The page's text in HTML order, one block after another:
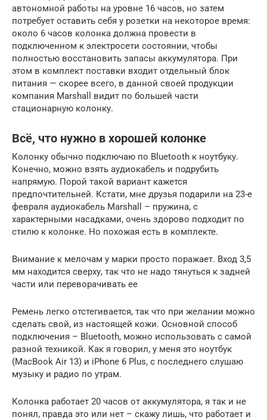
автономной работы на уровне 16 часов, но затем
потребует оставить себя у розетки на некоторое время:
около 6 часов колонка должна провести в
подключенном к электросети состоянии, чтобы
полностью восстановить запасы аккумулятора. При
этом в комплект поставки входит отдельный блок
питания — скорее всего, в данной своей продукции
компания Marshall видит по большей части
стационарную колонку.
Всё, что нужно в хорошей колонке
Колонку обычно подключаю по Bluetooth к ноутбуку.
Конечно, можно взять аудиокабель и подрубить
напрямую. Порой такой вариант кажется
предпочтительней. Кстати, мне друзья подарили на 23-е
февраля аудиокабель Marshall – пружина, с
характерными насадками, очень здорово подходит по
стилю к колонке. Но похожая есть в комплекте.
Внимание к мелочам у марки просто поражает. Вход 3,5
мм находится сверху, так что не надо тянуться к задней
части или переворачивать ее
Ремень легко отстегивается, так что при желании можно
сделать свой, из настоящей кожи. Основной способ
подключения – Bluetooth, можно использовать с самой
разной техникой. Как я говорил, у меня это ноутбук
(MacBook Air 13) и iPhone 6 Plus, с последнего слушаю
музыку и радио по утрам.
Колонка работает 20 часов от аккумулятора, я так и не
понял, правда это или нет – скажу лишь, что работает и